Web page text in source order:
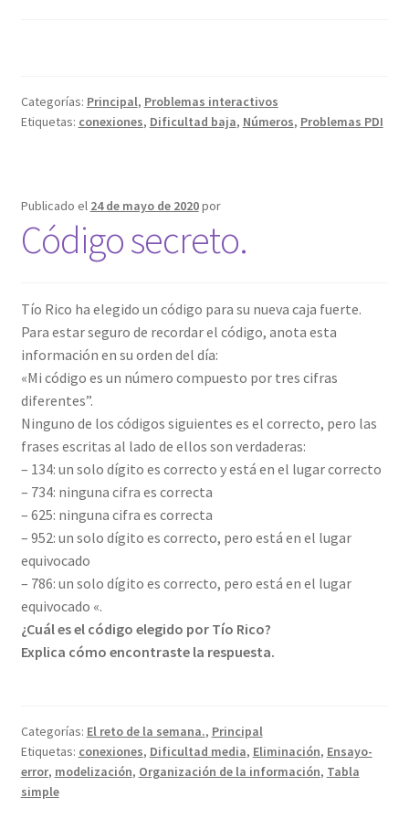
Categorías: Principal, Problemas interactivos
Etiquetas: conexiones, Dificultad baja, Números, Problemas PDI
Publicado el 24 de mayo de 2020por
Código secreto.
Tío Rico ha elegido un código para su nueva caja fuerte.
Para estar seguro de recordar el código, anota esta
información en su orden del día:
«Mi código es un número compuesto por tres cifras
diferentes”.
Ninguno de los códigos siguientes es el correcto, pero las
frases escritas al lado de ellos son verdaderas:
– 134: un solo dígito es correcto y está en el lugar correcto
– 734: ninguna cifra es correcta
– 625: ninguna cifra es correcta
– 952: un solo dígito es correcto, pero está en el lugar
equivocado
– 786: un solo dígito es correcto, pero está en el lugar
equivocado «.
¿Cuál es el código elegido por Tío Rico?
Explica cómo encontraste la respuesta.
Categorías: El reto de la semana., Principal
Etiquetas: conexiones, Dificultad media, Eliminación, Ensayo-
error, modelización, Organización de la información, Tabla
simple